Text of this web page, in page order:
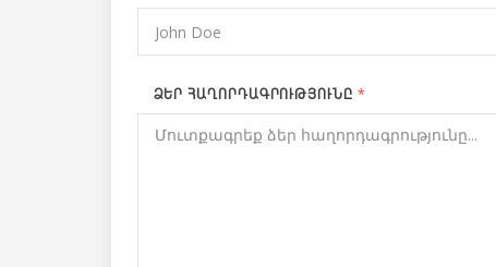
ՁԵՐ ՀԱՂՈՐԴԱԳՐՈՒԹՅՈՒՆԸ*